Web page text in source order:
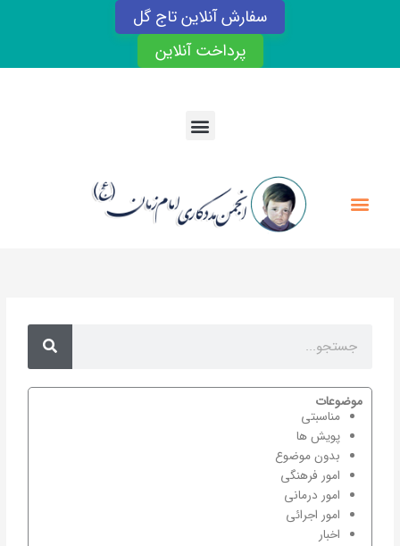
سفارش آنلاین تاج گل
پرداخت آنلاین
Menu
Search
موضوعات
مناسبتی
پویش ها
بدون موضوع
امور فرهنگی
امور درمانی
امور اجرائی
اخبار